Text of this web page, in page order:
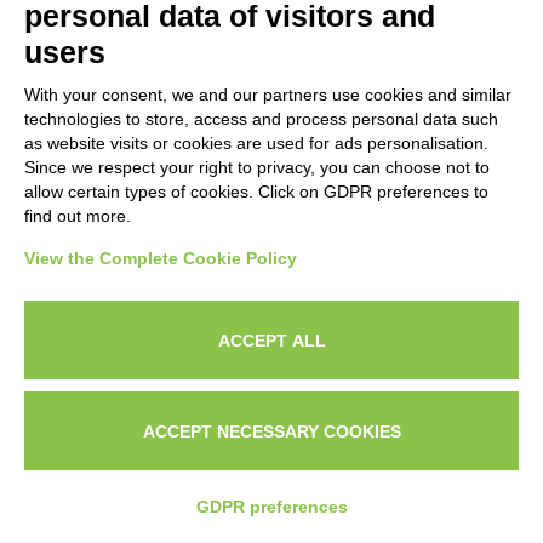
Ho lavorato con alcuni dei più grandi info-
SKY,Nestlé,Amplifon
Ma la mia vera passione è seguire attività locali,
coach e imprenditori come te che vogliono
vendere online
Sono laureato inEconomia e Management
studiato Marketing e psicologia da autodidatta per
-> Ho gestito account pubblicitari con budget da
-> Ho aiutato più di 1.000 aziende con il marketing
CHI
SONO?
IL
personal data of visitors and
users
With your consent, we and our partners use cookies and similar
technologies to store, access and process personal data such
as website visits or cookies are used for ads personalisation.
Since we respect your right to privacy, you can choose not to
allow certain types of cookies. Click on GDPR preferences to
find out more.
View the Complete Cookie Policy
ACCEPT ALL
ACCEPT NECESSARY COOKIES
GDPR preferences